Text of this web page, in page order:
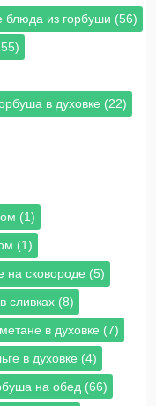
блюда из горбуши (56)
в духовке (22)
(1)
(1)
на сковороде (5)
сливках (8)
в духовке (7)
в духовке (4)
на обед (66)